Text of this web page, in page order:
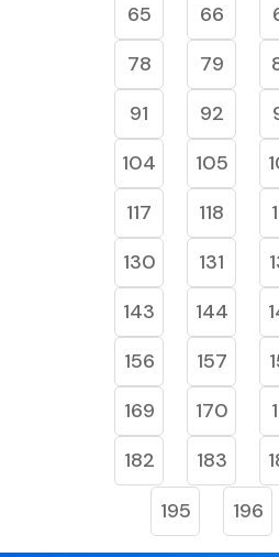
65
66
78
79
91
92
104
105
117
118
130
131
143
144
156
157
169
170
182
183
195
196